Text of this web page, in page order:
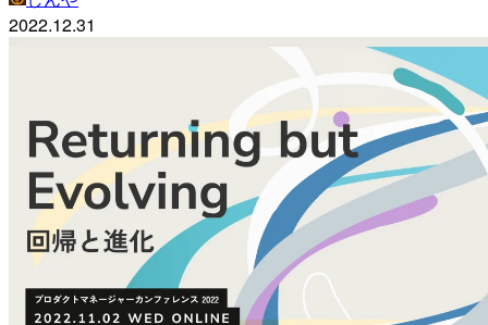
2022.12.31